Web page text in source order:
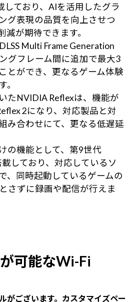
しており、AIを活用したグラ
グ表現の品質を向上させつ
減が期待できます。
Multi Frame Generation
グフレーム間に追加で最大3
とができ、更なるゲーム体験
。
たNVIDIA Reflexは、機能が
2になり、対応製品と対
み合わせにて、更なる低遅延
の機能として、第9世代
しており、対応しているソ
、同時起動しているゲームの
さずに録画や配信が行えま
可能なWi-Fi
がございます。カスタマイズペー